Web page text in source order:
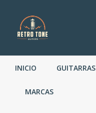
INICIO GUITARRAS
MARCAS